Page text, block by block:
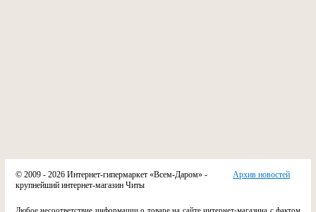
Архив новостей
© 2009 - 2026 Интернет-гипермаркет «Всем-Даром» -
крупнейший интернет-магазин Читы
Любое несоответствие информации о товаре на сайте интернет-магазина с фактом